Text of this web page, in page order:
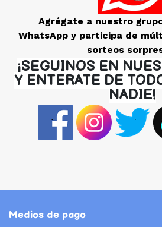
Agrégate a nuestro
WhatsApp y participa de
sorteos
¡SEGUINOS EN
Y ENTERATE DE
NADIE!
Medios de pago